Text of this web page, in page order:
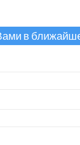
в